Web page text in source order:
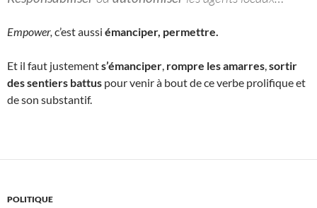
Empower, c’est aussi émanciper, permettre.
Et il faut justements’émanciper, rompre les amarres,sortir
des sentiers battus pour venir à bout de ce verbe prolifique et
de son substantif.
POLITIQUE